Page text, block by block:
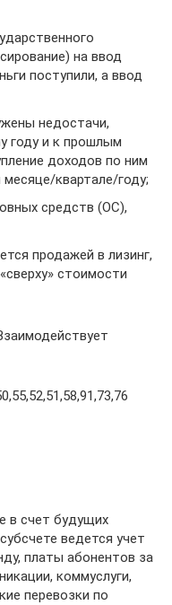
на ввод
поступили, а ввод
недостачи,
году и к прошлым
доходов по ним
квартале/году;
средств (ОС),
продажей в лизинг,
стоимости
в счет будущих
ведется учет
платы абонентов за
коммуслуги,
перевозки по